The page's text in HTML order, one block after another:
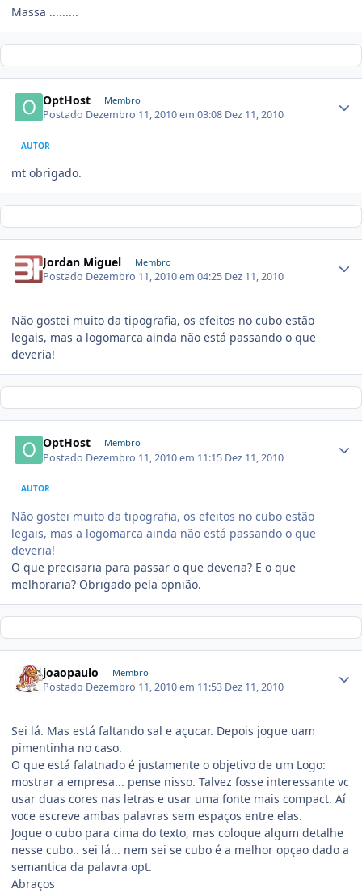
Massa .........
OptHost Membro
Postado Dezembro 11, 2010 em 03:08 Dez 11, 2010
AUTOR
mt obrigado.
Jordan Miguel Membro
Postado Dezembro 11, 2010 em 04:25 Dez 11, 2010
Não gostei muito da tipografia, os efeitos no cubo estão
legais, mas a logomarca ainda não está passando o que
deveria!
OptHost Membro
Postado Dezembro 11, 2010 em 11:15 Dez 11, 2010
AUTOR
Não gostei muito da tipografia, os efeitos no cubo estão
legais, mas a logomarca ainda não está passando o que
deveria!
O que precisaria para passar o que deveria? E o que
melhoraria? Obrigado pela opnião.
joaopaulo Membro
Postado Dezembro 11, 2010 em 11:53 Dez 11, 2010
Sei lá. Mas está faltando sal e açucar. Depois jogue uam
pimentinha no caso.
O que está falatnado é justamente o objetivo de um Logo:
mostrar a empresa... pense nisso. Talvez fosse interessante vc
usar duas cores nas letras e usar uma fonte mais compact. Aí
voce escreve ambas palavras sem espaços entre elas.
Jogue o cubo para cima do texto, mas coloque algum detalhe
nesse cubo.. sei lá... nem sei se cubo é a melhor opçao dado a
semantica da palavra opt.
Abraços